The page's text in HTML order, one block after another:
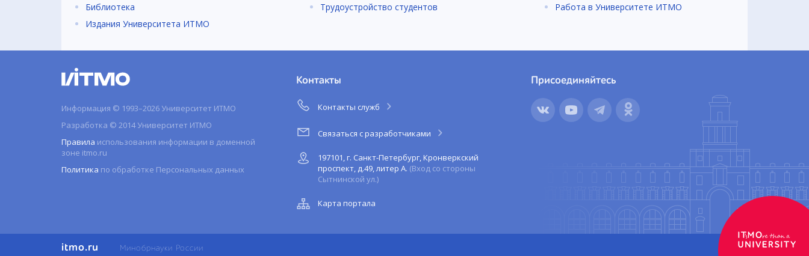
Библиотека
Издания Университета ИТМО
Трудоустройство студентов
Работа в Университете ИТМО
Информация © 1993–2026 Университет ИТМО
Разработка © 2014 Университет ИТМО
Правила использования информации в доменной
зоне itmo.ru
Политика по обработке Персональных данных
Контакты
Контакты служб
Связаться с разработчиками
197101, г. Санкт-Петербург, Кронверкский
проспект, д.49, литер А. (Вход со стороны
Сытнинской ул.)
Карта портала
Присоединяйтесь
itmo.ru Минобрнауки России